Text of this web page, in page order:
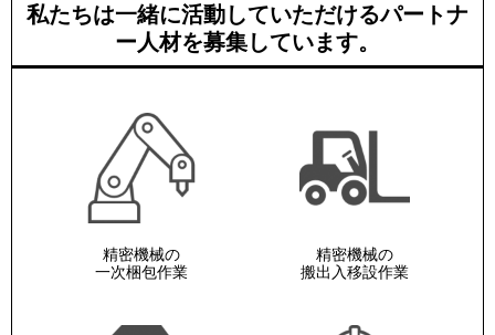
私たちは一緒に活動していただけるパートナ
ー人材を募集しています。
精密機械の
一次梱包作業
精密機械の
搬出入移設作業